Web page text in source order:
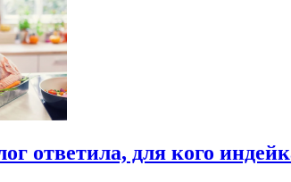
ответила, для кого